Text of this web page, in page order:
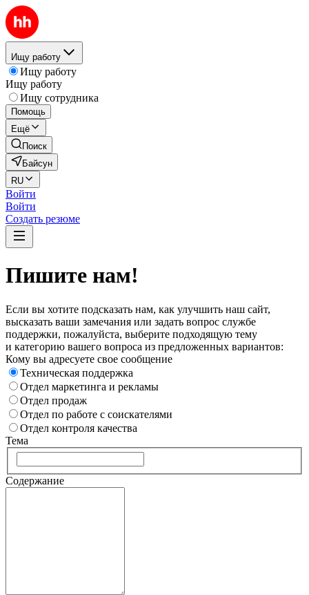
Ищу работу
Ищу работу
Ищу работу
Ищу сотрудника
Помощь
Ещё
Поиск
Байсун
RU
Войти
Войти
Создать резюме
Пишите нам!
Если вы хотите подсказать нам, как улучшить наш сайт,
высказать ваши замечания или задать вопрос службе
поддержки, пожалуйста, выберите подходящую тему
и категорию вашего вопроса из предложенных вариантов:
Кому вы адресуете свое сообщение
Техническая поддержка
Отдел маркетинга и рекламы
Отдел продаж
Отдел по работе с соискателями
Отдел контроля качества
Тема
Содержание